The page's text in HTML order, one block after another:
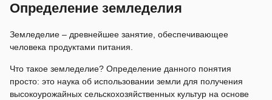
Определение земледелия
Земледелие – древнейшее занятие, обеспечивающее
человека продуктами питания.
Что такое земледелие? Определение данного понятия
просто: это наука об использовании земли для получения
высокоурожайных сельскохозяйственных культур на основе